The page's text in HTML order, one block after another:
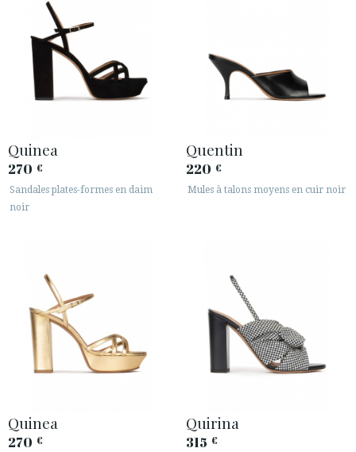
Quinea
270 €
Sandales plates-formes en daim
noir
Quentin
220 €
Mules à talons moyens en cuir noir
Quinea
270 €
Quirina
315 €